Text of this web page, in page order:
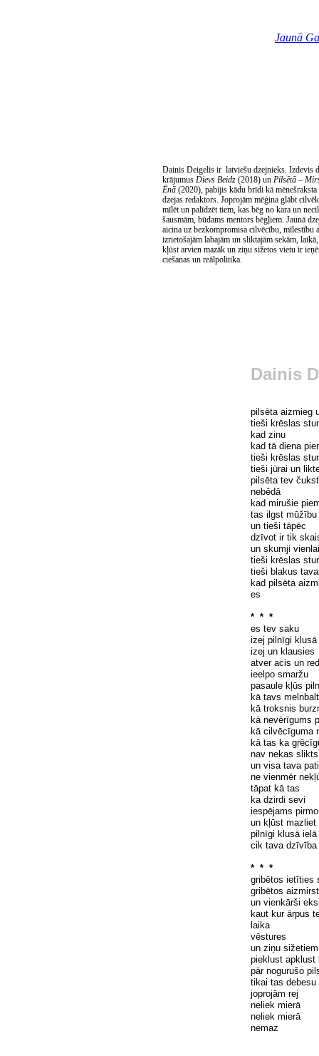
Jaunā
Dainis Deigelis ir latviešu dzejnieks. Izdevis
krājumus Dievs Beidz (2018) un Pilsētā –
Ēnā (2020), pabijis kādu brīdi kā mēnešraksta
dzejas redaktors. Joprojām mēģina glābt
mīlēt un palīdzēt tiem, kas bēg no kara un
šausmām, būdams mentors bēgļiem. Jaunā
aicina uz bezkompromisa cilvēcību, mīlestību
izrietošajām labajām un sliktajām sekām,
kļūst arvien mazāk un ziņu sižetos vietu ir
ciešanas un reālpolitika.
Dainis
pilsēta aizmieg
tieši krēslas
kad zinu
kad tādiena
tieši krēslas
tieši jūrai un
pilsēta tev čukst
nebēdā
kad mirušie
tas ilgst mūžību
un tieši tāpēc
dzīvot ir tik
un skumji
tieši krēslas
tieši blakus
kad pilsēta
es
* * *
es tev saku
izej pilnīgi klusā
izej un klausies
atver acis un
ieelpo smaržu
pasaule kļūs
kā tavs
kā troksnis
kā nevērīgums
kā cilvēcīguma
kā tas ka
nav nekas slikts
un visa tava
ne vienmēr
tāpat kā tas
ka dzirdi sevi
iespējams
un kļūst mazliet
pilnīgi klusā ielā
cik tava dzīvība
* * *
gribētos ietīties
gribētos
un vienkārši
kaut kur ārpus
laika
vēstures
un ziņu sižetiem
pieklust apklust
pār nogurušo
tikai tas
joprojām rej
neliek mierā
neliek mierā
nemaz